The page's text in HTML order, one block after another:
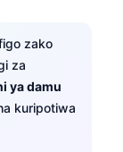
zako
za
ya damu
kuripotiwa